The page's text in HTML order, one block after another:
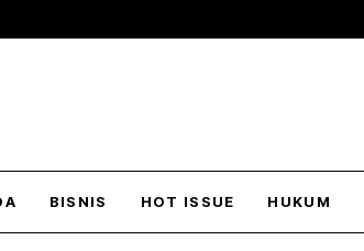
BISNIS HOT ISSUE HUKUM